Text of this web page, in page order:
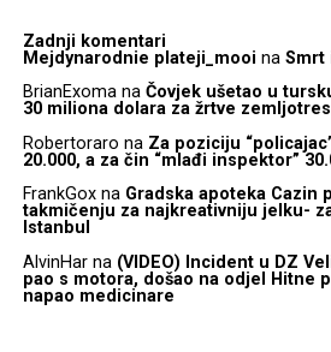
Zadnji komentari
Mejdynarodnie plateji_mooi na Smrt
BrianExomana Čovjek ušetao u
30 miliona dolara za žrtve
Robertoraro na Za poziciju
20.000, a za čin “mlađi inspektor”
FrankGoxna Gradska apoteka Cazin
takmičenju za najkreativniju jelku-
Istanbul
AlvinHarna (VIDEO) Incident u DZ
pao s motora, došao na odjel Hitne
napao medicinare